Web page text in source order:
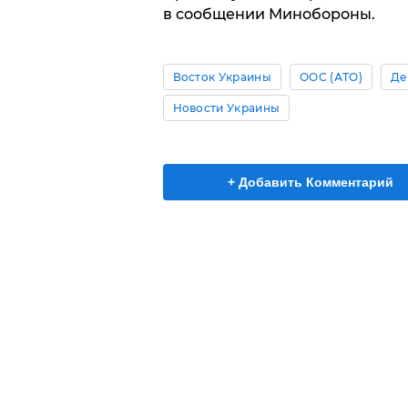
в сообщении Минобороны.
Восток Украины ООС (АТО)
Новости Украины
+ Добавить Комментарий